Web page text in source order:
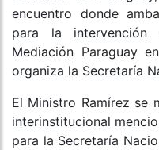
encuentro donde
para la
Mediación Paraguay
organiza la Secretaría
El Ministro Ramírez se
interinstitucional
para la Secretaría